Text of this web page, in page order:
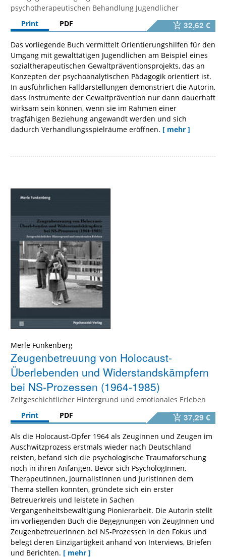
psychotherapeutischen Behandlung Jugendlicher
Print
PDF 32,62 €
Das vorliegende Buch vermittelt Orientierungshilfen für den
Umgang mit gewalttätigen Jugendlichen am Beispiel eines
sozialtherapeutischen Gewaltpräventionsprojekts, das an
Konzepten der psychoanalytischen Pädagogik orientiert ist.
In ausführlichen Falldarstellungen demonstriert die Autorin,
dass Instrumente der Gewaltprävention nur dann dauerhaft
wirksam sein können, wenn sie im Rahmen einer
tragfähigen Beziehung angewandt werden und sich
dadurch Verhandlungsspielräume eröffnen. [ mehr ]
Merle Funkenberg
Zeugenbetreuung von Holocaust-
Überlebenden und Widerstandskämpfern
bei NS-Prozessen (1964-1985)
Zeitgeschichtlicher Hintergrund und emotionales Erleben
Print
PDF 37,29 €
Als die Holocaust-Opfer 1964 als Zeuginnen und Zeugen im
Auschwitzprozess erstmals wieder nach Deutschland
reisten, befand sich die psychologische Traumaforschung
noch in ihren Anfängen. Bevor sich PsychologInnen,
TherapeutInnen, JournalistInnen und JuristInnen dem
Thema stellen konnten, gründete sich ein erster
Betreuerkreis und leistete in Sachen
Vergangenheitsbewältigung Pionierarbeit. Die Autorin stellt
im vorliegenden Buch die Begegnungen von ZeugInnen und
ZeugenbetreuerInnen bei NS-Prozessen in den Fokus und
belegt deren Einzigartigkeit anhand von Interviews, Briefen
und Berichten. [ mehr ]